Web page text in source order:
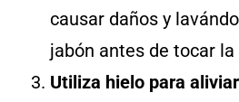
causar daños y
jabón antes de tocar la
Utiliza hielo para